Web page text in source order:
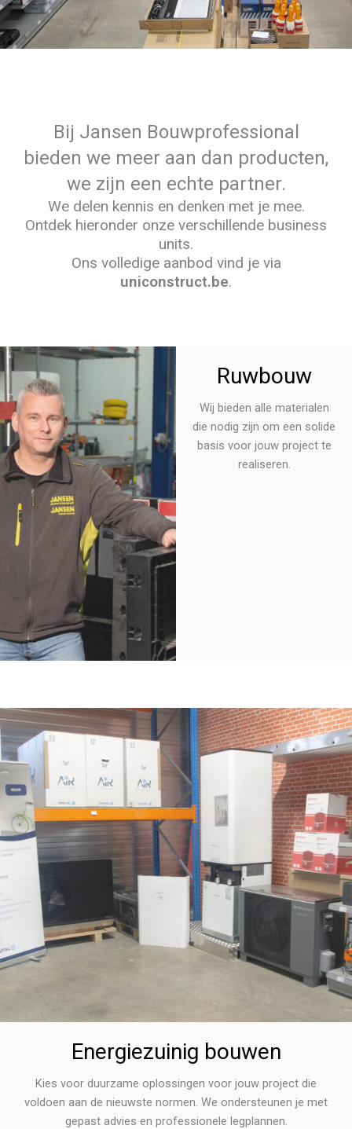
Bij Jansen Bouwprofessional
bieden we meer aan dan producten,
we zijn een echte partner.
We delen kennis en denken met je mee.
Ontdek hieronder onze verschillende business
units.
Ons volledige aanbod vind je via
uniconstruct.be.
Ruwbouw
Wij bieden alle materialen
die nodig zijn om een solide
basis voor jouw project te
realiseren.
Energiezuinig bouwen
Kies voor duurzame oplossingen voor jouw project die
voldoen aan de nieuwste normen. We ondersteunen je met
gepast advies en professionele legplannen.